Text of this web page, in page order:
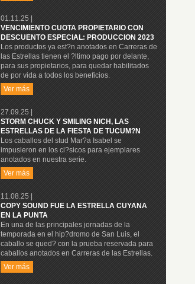
01.11.25 |
VENCIMIENTO CUOTA PROPIETARIO CON
DESCUENTO ESPECIAL: PRODUCCION 2023
Los productos ya est?n anotados en Carreras de
las Estrellas tienen el ?ltimo pago por delante,
para sus propietarios, para quedar habilitados
de por vida a todos los beneficios.
Ver más
27.09.25 |
STORM CHUCK Y SMILING NICH, LAS
ESTRELLAS DE LA FIESTA DE TUCUM?N
Los caballos del stud Mar?a Isabel se
impusieron en los cl?sicos para ejemplares
anotados en nuestra serie.
Ver más
11.08.25 |
COPY SOUND FUE LA ESTRELLA CUYANA
EN LA PUNTA
En una de las principales jornadas de la
temporada en el hip?dromo de San Luis, el
caballo se qued? con la prueba reservada para
caballos anotados en Carreras de las Estrellas.
Ver más